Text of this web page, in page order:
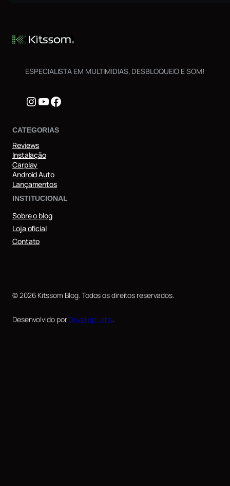
ESPECIALISTA EM MULTIMIDIAS, DESBLOQUEIO E SOM!
Instagram
Youtube
Facebook
CATEGORIAS
Reviews
Instalação
Carplay
Android Auto
Lançamentos
INSTITUCIONAL
Sobre o blog
Loja oficial
Contato
© 2026 Kitssom Blog. Todos os direitos reservados.
Desenvolvido porDevellop Labs